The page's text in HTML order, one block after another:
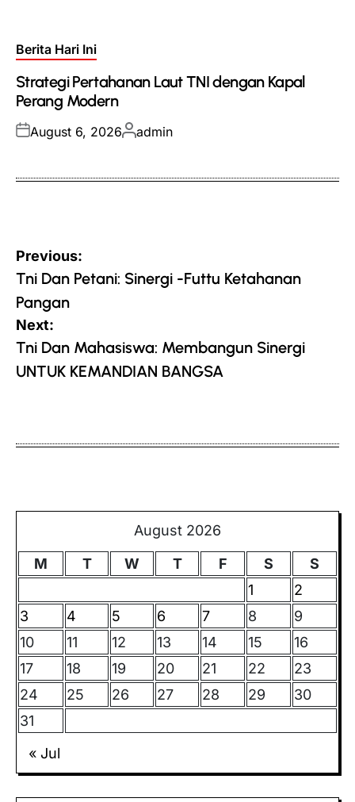
Posted
Berita Hari Ini
Strategi Pertahanan Laut TNI dengan Kapal
Perang Modern
Posted
August 6, 2026Posted
admin
Post
navigation
Previous:
Tni Dan Petani: Sinergi -Futtu Ketahanan
Pangan
Next:
Tni Dan Mahasiswa: Membangun Sinergi
UNTUK KEMANDIAN BANGSA
August 2026
M
T W T F S
S
1
2
3
4 5 6 7 8
9
10
11 12 13 14 15
16
17
18 19 20 21 22
23
24
25 26 27 28 29
30
31
« Jul